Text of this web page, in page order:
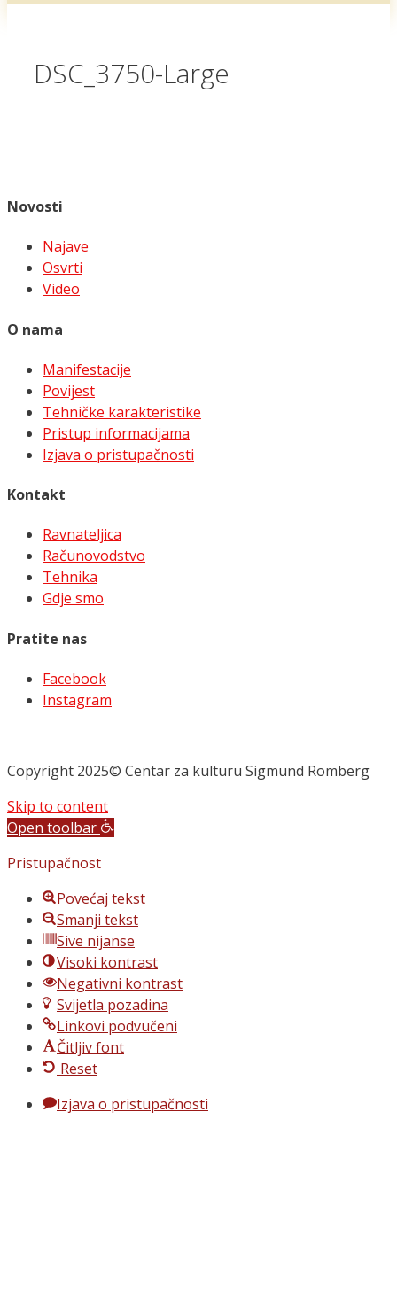
DSC_3750-Large
Novosti
Najave
Osvrti
Video
O nama
Manifestacije
Povijest
Tehničke karakteristike
Pristup informacijama
Izjava o pristupačnosti
Kontakt
Ravnateljica
Računovodstvo
Tehnika
Gdje smo
Pratite nas
Facebook
Instagram
Copyright 2025© Centar za kulturu Sigmund Romberg
Skip to content
Open toolbar
Pristupačnost
Povećaj tekst
Smanji tekst
Sive nijanse
Visoki kontrast
Negativni kontrast
Svijetla pozadina
Linkovi podvučeni
Čitljiv font
Reset
Izjava o pristupačnosti